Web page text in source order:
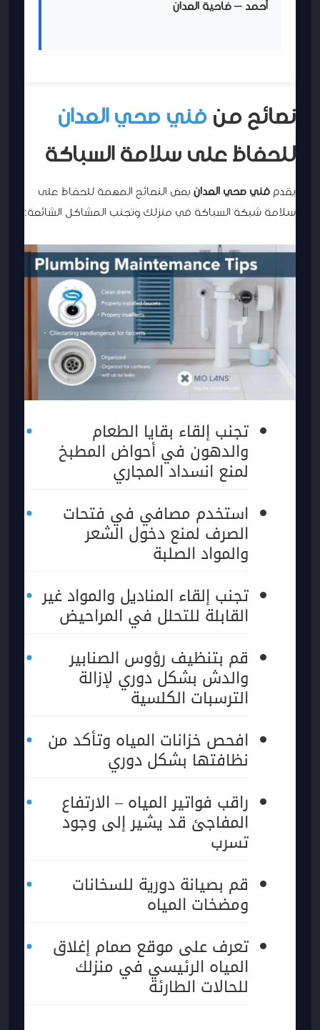
أحمد – ضاحية العدان
نصائح من فني صحي العدان
للحفاظ على سلامة السباكة
يقدم فني صحي العدانبعض النصائح المهمة للحفاظ على
سلامة شبكة السباكة في منزلك وتجنب المشاكل الشائعة:
تجنب إلقاء بقايا الطعام
والدهون في أحواض المطبخ
لمنع انسداد المجاري
استخدم مصافي في فتحات
الصرف لمنع دخول الشعر
والمواد الصلبة
تجنب إلقاء المناديل والمواد غير
القابلة للتحلل في المراحيض
قم بتنظيف رؤوس الصنابير
والدش بشكل دوري لإزالة
الترسبات الكلسية
افحص خزانات المياه وتأكد من
نظافتها بشكل دوري
راقب فواتير المياه – الارتفاع
المفاجئ قد يشير إلى وجود
تسرب
قم بصيانة دورية للسخانات
ومضخات المياه
تعرف على موقع صمام إغلاق
المياه الرئيسي في منزلك
للحالات الطارئة